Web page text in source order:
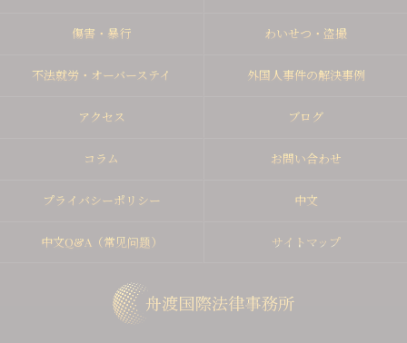
傷害・暴行 わいせつ・盗撮
不法就労・オーバーステイ 外国人事件の解決事例
アクセス ブログ
コラム お問い合わせ
プライバシーポリシー 中文
中文Q&A（常见问题） サイトマップ